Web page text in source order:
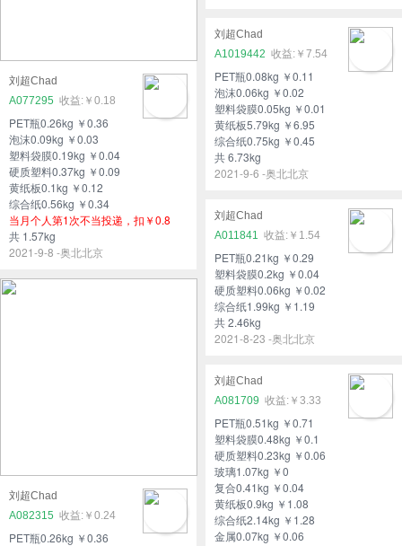
刘超Chad
A077295
￥0.18
PET瓶0.26kg ￥0.36
泡沫0.09kg ￥0.03
塑料袋膜0.19kg ￥0.04
硬质塑料0.37kg ￥0.09
黄纸板0.1kg ￥0.12
综合纸0.56kg ￥0.34
当月个人第1次不当投递，扣￥0.8
共 1.57kg
2021-9-8 -奥北北京
刘超Chad
A1019442
￥7.54
PET瓶0.08kg ￥0.11
泡沫0.06kg ￥0.02
塑料袋膜0.05kg ￥0.01
黄纸板5.79kg ￥6.95
综合纸0.75kg ￥0.45
共 6.73kg
2021-9-6 -奥北北京
刘超Chad
A011841
￥1.54
PET瓶0.21kg ￥0.29
塑料袋膜0.2kg ￥0.04
硬质塑料0.06kg ￥0.02
综合纸1.99kg ￥1.19
共 2.46kg
2021-8-23 -奥北北京
刘超Chad
A082315
￥0.24
PET瓶0.26kg ￥0.36
刘超Chad
A081709
￥3.33
PET瓶0.51kg ￥0.71
塑料袋膜0.48kg ￥0.1
硬质塑料0.23kg ￥0.06
玻璃1.07kg ￥0
复合0.41kg ￥0.04
黄纸板0.9kg ￥1.08
综合纸2.14kg ￥1.28
金属0.07kg ￥0.06